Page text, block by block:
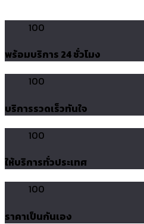
100
พร้อมบริการ 24 ชั่วโมง
100
บริการรวดเร็วทันใจ
100
ให้บริการทั่วประเทศ
100
ราคาเป็นกันเอง